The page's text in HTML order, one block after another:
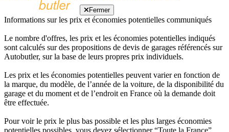
Fermer
Informations sur les prix et économies potentielles communiqués
Le nombre d'offres, les prix et les économies potentielles indiqués
sont calculés sur des propositions de devis de garages référencés sur
Autobutler, sur la base de leurs propres prix individuels.
Les prix et les économies potentielles peuvent varier en fonction de
la marque, du modèle, de l’année de la voiture, de la disponibilité du
garage et du moment et de l’endroit en France où la demande doit
être effectuée.
Pour voir le prix le plus bas possible et les plus larges économies
potentielles possibles, vous devez sélectionner “Toute la France”